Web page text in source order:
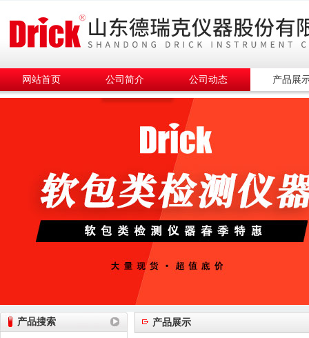
网站首页 公司简介 公司动态 产品展
产品搜索 产品展示